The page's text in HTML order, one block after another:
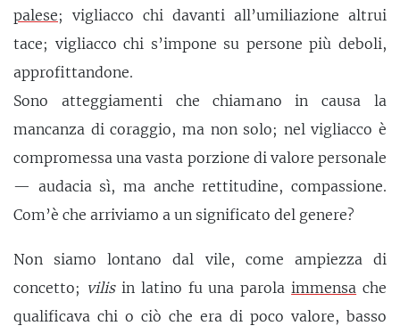
palese; vigliacco chi davanti all’umiliazione altrui
tace; vigliacco chi s’impone su persone più deboli,
approfittandone.
Sono atteggiamenti che chiamano in causa la
mancanza di coraggio, ma non solo; nel vigliacco è
compromessa una vasta porzione di valore personale
— audacia sì, ma anche rettitudine, compassione.
Com’è che arriviamo a un significato del genere?
Non siamo lontano dal vile, come ampiezza di
concetto; vilisin latino fu una parolaimmensa che
qualificava chi o ciò che era di poco valore, basso